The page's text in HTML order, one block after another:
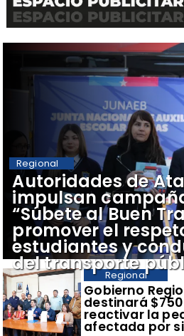
Gobierno
destinará
reactivar la
afectada por
Regional
Autoridades de
impulsan
“Súbete al Buen
promover el
estudiantes y
del transporte
Regional